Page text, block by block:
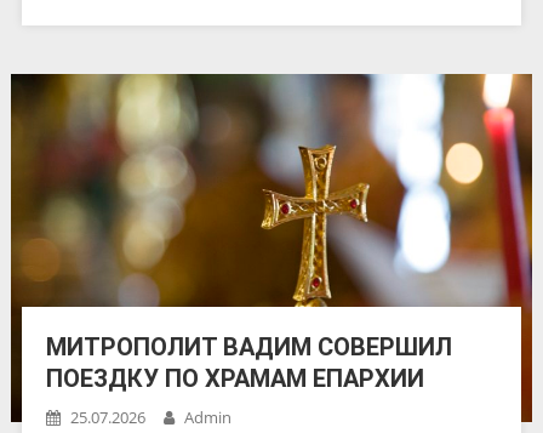
МИТРОПОЛИТ ВАДИМ СОВЕРШИЛ
ПОЕЗДКУ ПО ХРАМАМ ЕПАРХИИ
25.07.2026 Admin